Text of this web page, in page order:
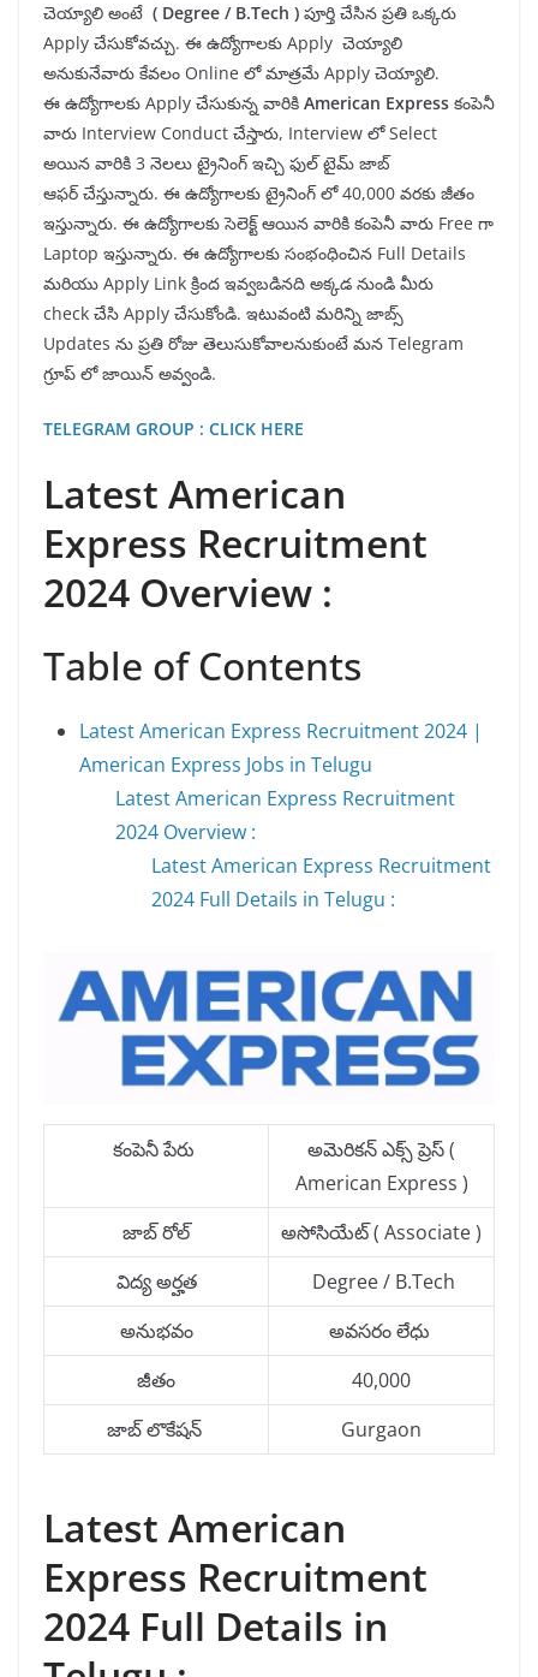
చెయ్యాలి అంటే ( Degree / B.Tech ) పూర్తి చేసిన ప్రతి ఒక్కరు
Apply చేసుకోవచ్చు. ఈ ఉద్యోగాలకు Apply చెయ్యాలి
అనుకునేవారు కేవలం Online లో మాత్రమే Apply చెయ్యాలి.
ఈ ఉద్యోగాలకు Apply చేసుకున్న వారికి American Express కంపెనీ
వారు Interview Conduct చేస్తారు, Interview లో Select
అయిన వారికి 3 నెలలు ట్రైనింగ్ ఇచ్చి ఫుల్ టైమ్ జాబ్
ఆఫర్ చేస్తున్నారు. ఈ ఉద్యోగాలకు ట్రైనింగ్ లో 40,000 వరకు జీతం
ఇస్తున్నారు. ఈ ఉద్యోగాలకు సెలెక్ట్ ఆయిన వారికి కంపెనీ వారు Free గా
Laptop ఇస్తున్నారు. ఈ ఉద్యోగాలకు సంభంధించిన Full Details
మరియు Apply Link క్రింద ఇవ్వబడినది అక్కడ నుండి మీరు
check చేసి Apply చేసుకోండి. ఇటువంటి మరిన్ని జాబ్స్
Updates ను ప్రతి రోజు తెలుసుకోవాలనుకుంటే మన Telegram
గ్రూప్ లో జాయిన్ అవ్వండి.
TELEGRAM GROUP : CLICK HERE
Latest American
Express Recruitment
2024 Overview :
Table of Contents
Latest American Express Recruitment 2024 |
American Express Jobs in Telugu
Latest American Express Recruitment
2024 Overview :
Latest American Express Recruitment
2024 Full Details in Telugu :
కంపెనీ పేరు
అమెరికన్ ఎక్స్ ప్రెస్ (
American Express )
జాబ్ రోల్
అసోసియేట్ ( Associate )
విద్య అర్హత
Degree / B.Tech
అనుభవం
అవసరం లేధు
జీతం
40,000
జాబ్ లొకేషన్
Gurgaon
Latest American
Express Recruitment
2024 Full Details in